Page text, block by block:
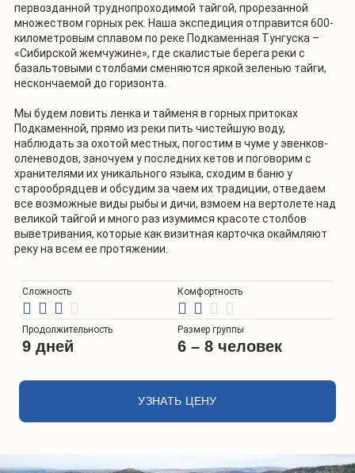
первозданной труднопроходимой тайгой, прорезанной
множеством горных рек. Наша экспедиция отправится 600-
километровым сплавом по реке Подкаменная Тунгуска –
«Сибирской жемчужине», где скалистые берега реки с
базальтовыми столбами сменяются яркой зеленью тайги,
нескончаемой до горизонта.
Мы будем ловить ленка и тайменя в горных притоках
Подкаменной, прямо из реки пить чистейшую воду,
наблюдать за охотой местных, погостим в чуме у эвенков-
оленеводов, заночуем у последних кетов и поговорим с
хранителями их уникального языка, сходим в баню у
старообрядцев и обсудим за чаем их традиции, отведаем
все возможные виды рыбы и дичи, взмоем на вертолете над
великой тайгой и много раз изумимся красоте столбов
выветривания, которые как визитная карточка окаймляют
реку на всем ее протяжении.
Сложность Комфортность
Продолжительность
9 дней
Размер группы
6 – 8 человек
УЗНАТЬ ЦЕНУ